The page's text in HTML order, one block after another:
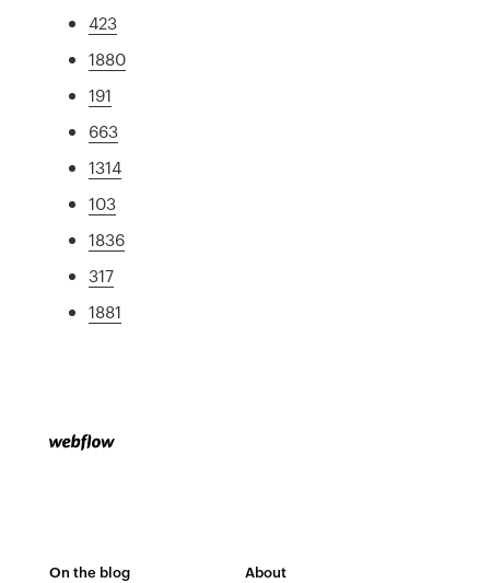
423
1880
191
663
1314
103
1836
317
1881
On the blog About